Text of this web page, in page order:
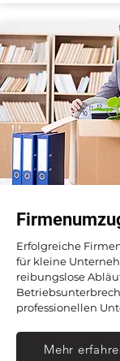
Erfolgreiche
für kleine
reibungslose
professionellen
Mehr